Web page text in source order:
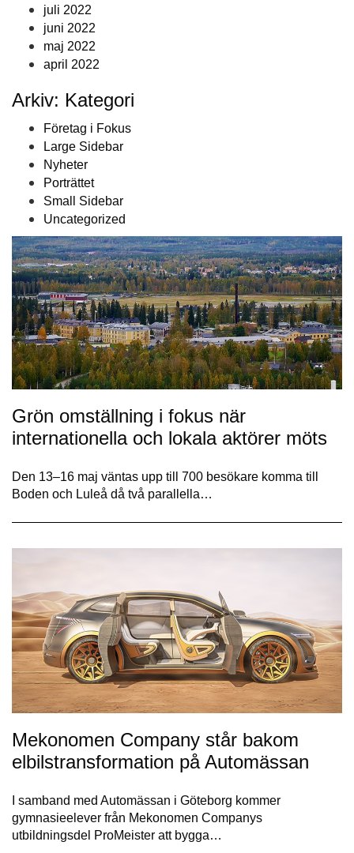
juli 2022
juni 2022
maj 2022
april 2022
Arkiv: Kategori
Företag i Fokus
Large Sidebar
Nyheter
Porträttet
Small Sidebar
Uncategorized
Grön omställning i fokus när
internationella och lokala aktörer möts
Den 13–16 maj väntas upp till 700 besökare komma till
Boden och Luleå då två parallella…
Mekonomen Company står bakom
elbilstransformation på Automässan
I samband med Automässan i Göteborg kommer
gymnasieelever från Mekonomen Companys
utbildningsdel ProMeister att bygga…